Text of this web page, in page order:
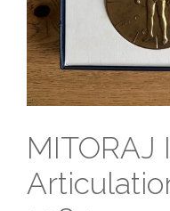
MITORAJ